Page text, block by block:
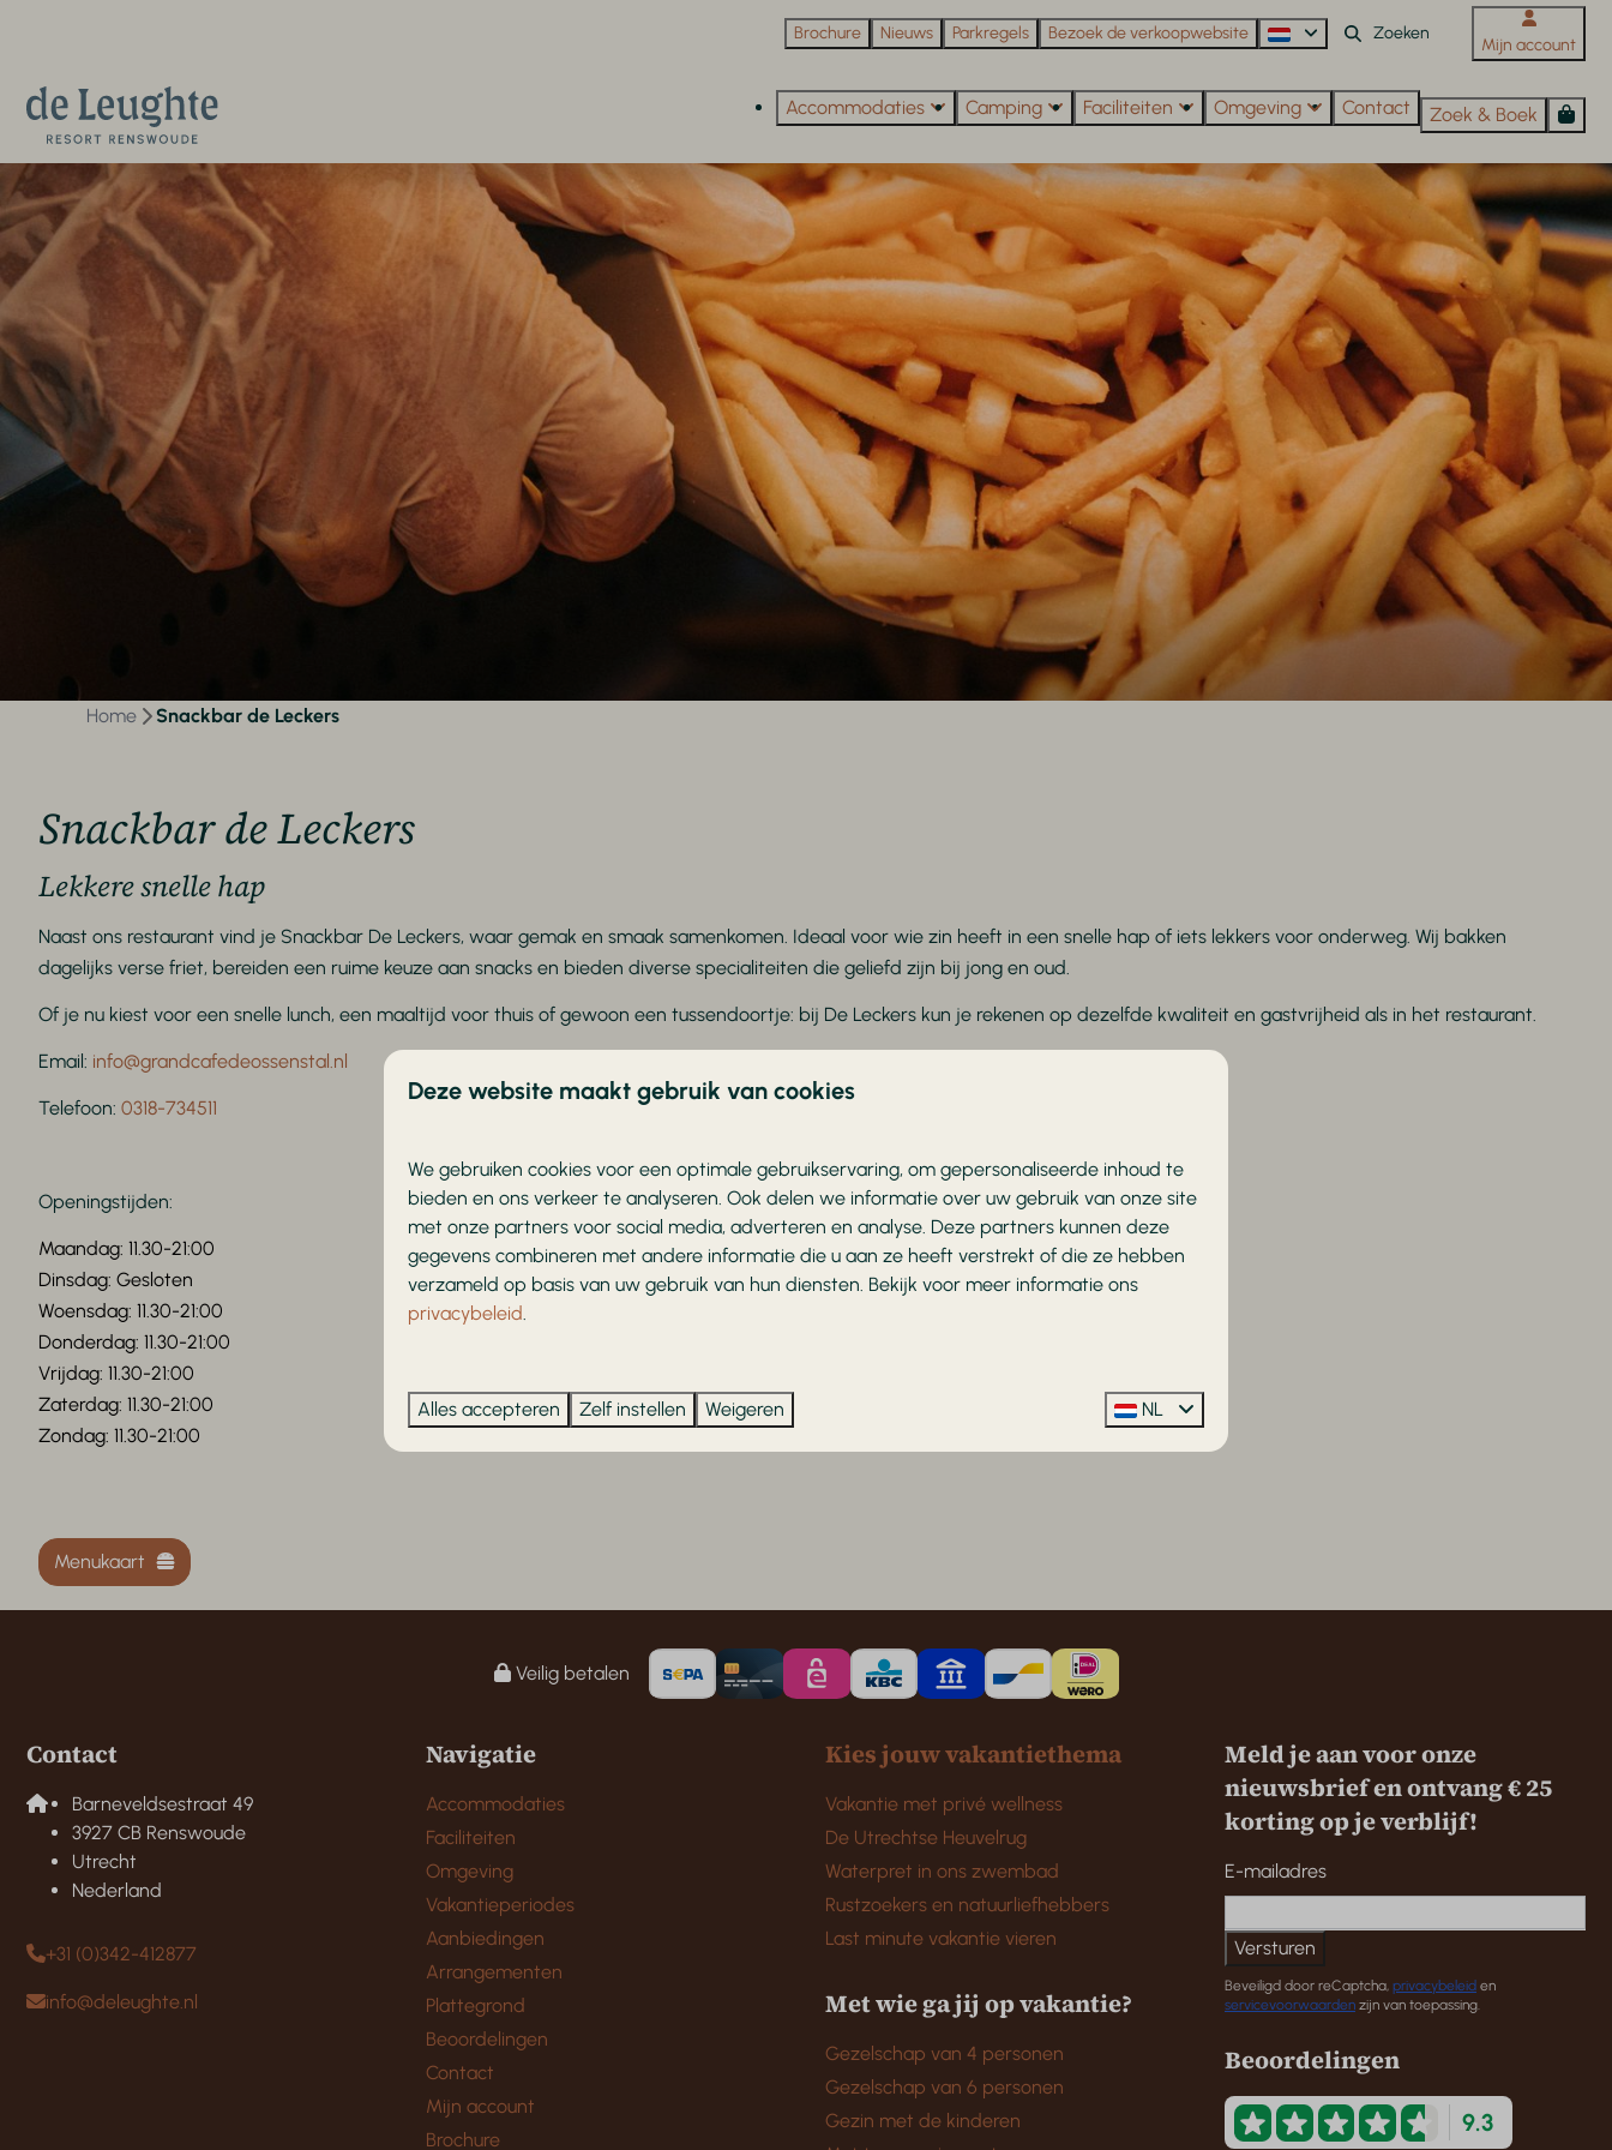
Brochure Nieuws Parkregels Bezoek de verkoopwebsite
Mijn account
Accommodaties Camping Faciliteiten Omgeving Contact Zoek & Boek
Home Snackbar de Leckers
Snackbar de Leckers
Lekkere snelle hap
Naast ons restaurant vind je Snackbar De Leckers, waar gemak en smaak samenkomen. Ideaal voor wie zin heeft in een snelle hap of iets lekkers voor onderweg. Wij bakken
dagelijks verse friet, bereiden een ruime keuze aan snacks en bieden diverse specialiteiten die geliefd zijn bij jong en oud.
Of je nu kiest voor een snelle lunch, een maaltijd voor thuis of gewoon een tussendoortje: bij De Leckers kun je rekenen op dezelfde kwaliteit en gastvrijheid als in het restaurant.
Email: info@grandcafedeossenstal.nl
Telefoon:0318-734511
Openingstijden:
Maandag: 11.30-21:00
Dinsdag: Gesloten
Woensdag: 11.30-21:00
Donderdag: 11.30-21:00
Vrijdag: 11.30-21:00
Zaterdag: 11.30-21:00
Zondag: 11.30-21:00
Menukaart
Veilig betalen
Contact
Barneveldsestraat 49
3927 CB Renswoude
Utrecht
Nederland
+31 (0)342-412877
info@deleughte.nl
Navigatie
Accommodaties
Faciliteiten
Omgeving
Vakantieperiodes
Aanbiedingen
Arrangementen
Plattegrond
Beoordelingen
Contact
Mijn account
Brochure
Kies jouw vakantiethema
Vakantie met privé wellness
De Utrechtse Heuvelrug
Waterpret in ons zwembad
Rustzoekers en natuurliefhebbers
Last minute vakantie vieren
Met wie ga jij op vakantie?
Gezelschap van 4 personen
Gezelschap van 6 personen
Gezin met de kinderen
Meld je aan voor onze
nieuwsbrief en ontvang € 25
korting op je verblijf!
E-mailadres
Versturen
Beveiligd door reCaptcha, privacybeleid en
servicevoorwaarden zijn van toepassing.
Beoordelingen
9.3
Deze website maakt gebruik van cookies
We gebruiken cookies voor een optimale gebruikservaring, om gepersonaliseerde inhoud te
bieden en ons verkeer te analyseren. Ook delen we informatie over uw gebruik van onze site
met onze partners voor social media, adverteren en analyse. Deze partners kunnen deze
gegevens combineren met andere informatie die u aan ze heeft verstrekt of die ze hebben
verzameld op basis van uw gebruik van hun diensten. Bekijk voor meer informatie ons
privacybeleid
Alles accepteren Zelf instellen Weigeren NL